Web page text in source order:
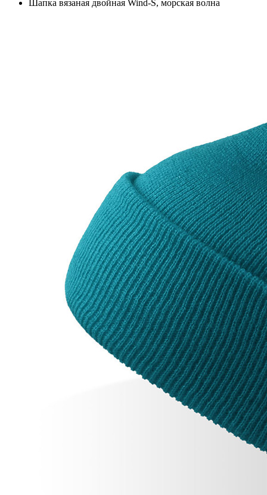
Шапка вязаная двойная Wind-S, морская волна